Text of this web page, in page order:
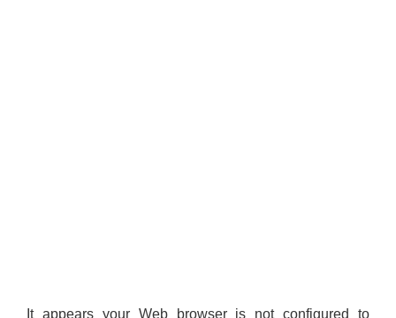
It appears your Web browser is not configured to